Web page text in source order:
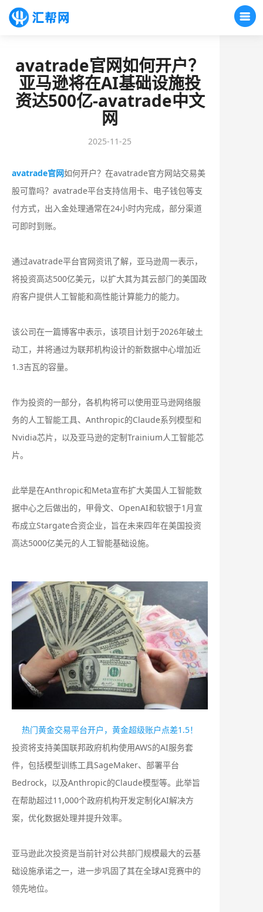
avatrade官网如何开户？
亚马逊将在AI基础设施投
资达500亿-avatrade中文
网
2025-11-25
avatrade官网如何开户？在avatrade官方网站交易美
股可靠吗？‌‌avatrade平台支持信用卡、电子钱包等支
付方式，出入金处理通常在24小时内完成，部分渠道
可即时到账‌。
通过avatrade平台官网资讯了解，亚马逊周一表示，
将投资高达500亿美元，以扩大其为其云部门的美国政
府客户提供人工智能和高性能计算能力的能力。
该公司在一篇博客中表示，该项目计划于2026年破土
动工，并将通过为联邦机构设计的新数据中心增加近
1.3吉瓦的容量。
作为投资的一部分，各机构将可以使用亚马逊网络服
务的人工智能工具、Anthropic的Claude系列模型和
Nvidia芯片，以及亚马逊的定制Trainium人工智能芯
片。
此举是在Anthropic和Meta宣布扩大美国人工智能数
据中心之后做出的，甲骨文、OpenAI和软银于1月宣
布成立Stargate合资企业，旨在未来四年在美国投资
高达5000亿美元的人工智能基础设施。
热门黄金交易平台开户，黄金超级账户点差1.5！
投资将支持美国联邦政府机构使用AWS的AI服务套
件，包括模型训练工具SageMaker、部署平台
Bedrock，以及Anthropic的Claude模型等‌。此举旨
在帮助超过11,000个政府机构开发定制化AI解决方
案，优化数据处理并提升效率‌。
亚马逊此次投资是当前针对公共部门规模最大的云基
础设施承诺之一，进一步巩固了其在全球AI竞赛中的
领先地位‌。